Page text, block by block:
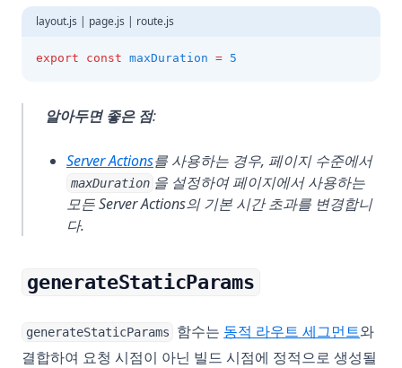
layout.js | page.js | route.js
export const maxDuration = 5
알아두면 좋은 점:
Server Actions를 사용하는 경우, 페이지 수준에서
maxDuration 을 설정하여 페이지에서 사용하는
모든 Server Actions의 기본 시간 초과를 변경합니
다.
generateStaticParams
generateStaticParams 함수는 동적 라우트 세그먼트와
결합하여 요청 시점이 아닌 빌드 시점에 정적으로 생성될